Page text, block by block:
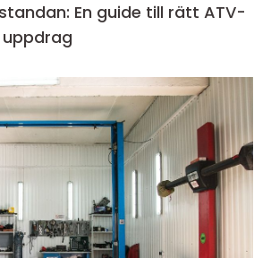
En guide till rätt ATV-